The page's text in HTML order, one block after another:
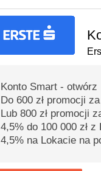
Konto Smart -
Do 600 zł promocji
Lub 800 zł promocji
4,5% do 100 000 zł
4,5% na Lokacie na